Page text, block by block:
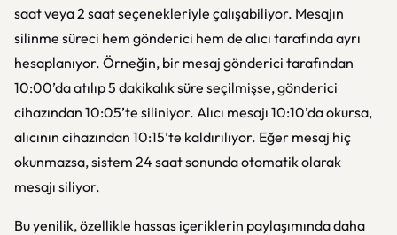
saat veya 2 saat seçenekleriyle çalışabiliyor. Mesajın
silinme süreci hem gönderici hem de alıcı tarafında ayrı
hesaplanıyor. Örneğin, bir mesaj gönderici tarafından
10:00’da atılıp 5 dakikalık süre seçilmişse, gönderici
cihazından 10:05’te siliniyor. Alıcı mesajı 10:10’da okursa,
alıcının cihazından 10:15’te kaldırılıyor. Eğer mesaj hiç
okunmazsa, sistem 24 saat sonunda otomatik olarak
mesajı siliyor.
Bu yenilik, özellikle hassas içeriklerin paylaşımında daha